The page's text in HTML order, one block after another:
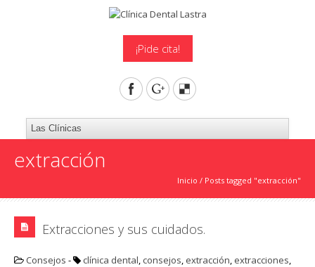
¡Pide cita!
extracción
Inicio / Posts tagged "extracción"
Extracciones y sus cuidados.
Consejos - clínica dental, consejos, extracción, extracciones,